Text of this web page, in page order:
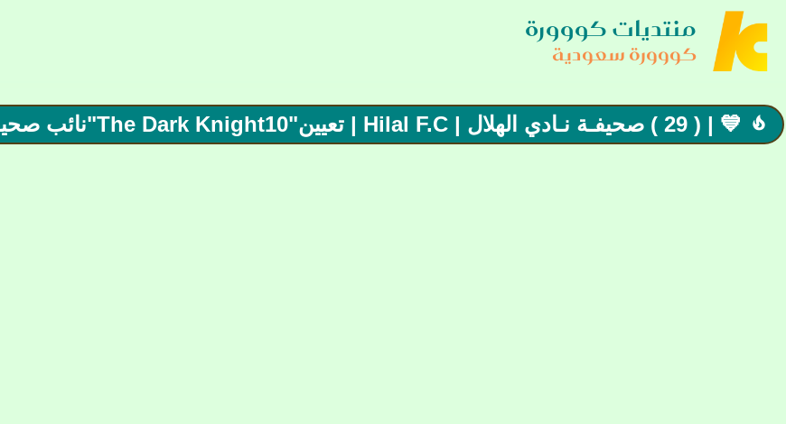
منتديات كووورة
كووورة سعودية
 💙 | ( 29 ) صحيفـة نـادي الهلال | Hilal F.C | تعيين"The Dark Knight10"نائب صحيفة الهلال